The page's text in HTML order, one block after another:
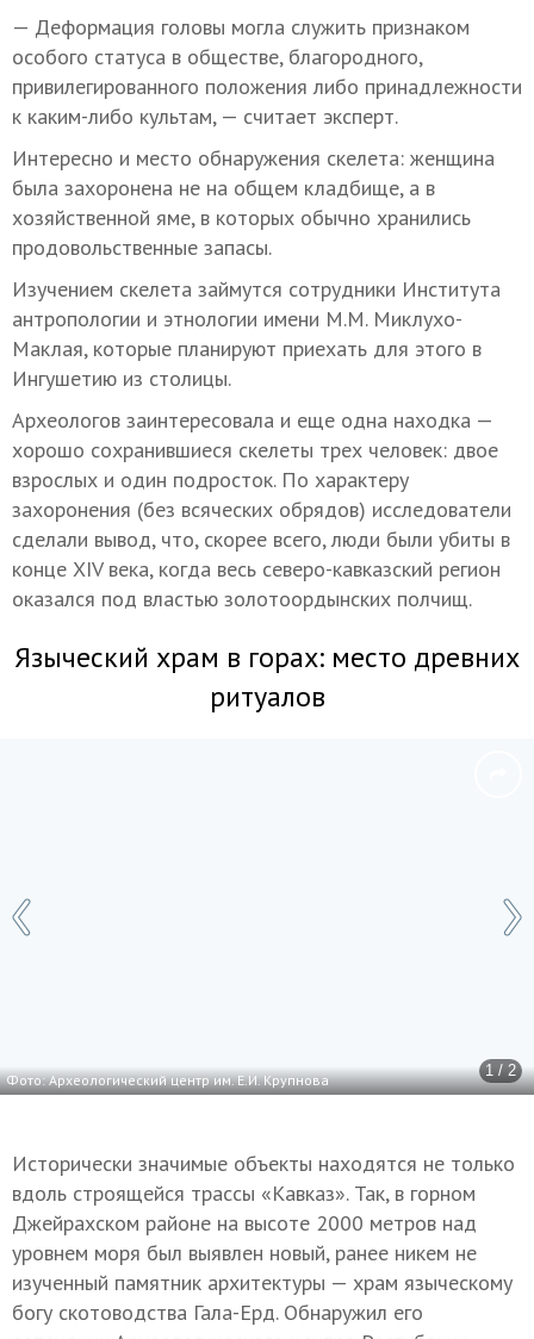
— Деформация головы могла служить признаком
особого статуса в обществе, благородного,
привилегированного положения либо принадлежности
к каким-либо культам, — считает эксперт.
Интересно и место обнаружения скелета: женщина
была захоронена не на общем кладбище, а в
хозяйственной яме, в которых обычно хранились
продовольственные запасы.
Изучением скелета займутся сотрудники Института
антропологии и этнологии имени М.М. Миклухо-
Маклая, которые планируют приехать для этого в
Ингушетию из столицы.
Археологов заинтересовала и еще одна находка —
хорошо сохранившиеся скелеты трех человек: двое
взрослых и один подросток. По характеру
захоронения (без всяческих обрядов) исследователи
сделали вывод, что, скорее всего, люди были убиты в
конце XIV века, когда весь северо-кавказский регион
оказался под властью золотоордынских полчищ.
Языческий храм в горах: место древних
ритуалов
1 / 2
Фото: Археологический центр им. Е.И. Крупнова
Исторически значимые объекты находятся не только
вдоль строящейся трассы «Кавказ». Так, в горном
Джейрахском районе на высоте 2000 метров над
уровнем моря был выявлен новый, ранее никем не
изученный памятник архитектуры — храм языческому
богу скотоводства Гала-Ерд. Обнаружил его